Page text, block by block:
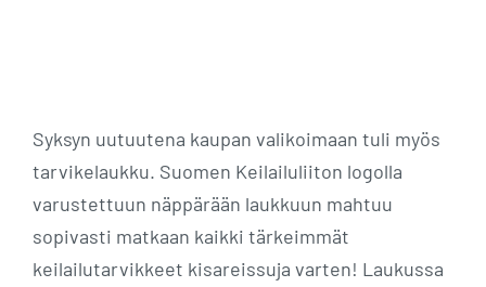
Syksyn uutuutena kaupan valikoimaan tuli myös
tarvikelaukku. Suomen Keilailuliiton logolla
varustettuun näppärään laukkuun mahtuu
sopivasti matkaan kaikki tärkeimmät
keilailutarvikkeet kisareissuja varten! Laukussa